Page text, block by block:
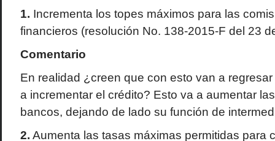
1. Incrementa los topes máximos para las
financieros (resolución No. 138-2015-F del 23
Comentario
En realidad ¿creen que con esto van a
a incrementar el crédito? Esto va a aumentar
bancos, dejando de lado su función de
2. Aumenta las tasas máximas permitidas para